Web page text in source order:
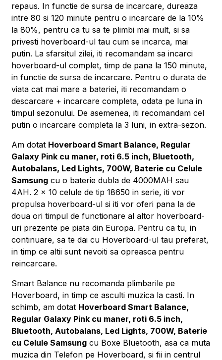
repaus. In functie de sursa de incarcare, dureaza
intre 80 si 120 minute pentru o incarcare de la 10%
la 80%, pentru ca tu sa te plimbi mai mult, si sa
privesti hoverboard-ul tau cum se incarca, mai
putin. La sfarsitul zilei, iti recomandam sa incarci
hoverboard-ul complet, timp de pana la 150 minute,
in functie de sursa de incarcare. Pentru o durata de
viata cat mai mare a bateriei, iti recomandam o
descarcare + incarcare completa, odata pe luna in
timpul sezonului. De asemenea, iti recomandam cel
putin o incarcare completa la 3 luni, in extra-sezon.
Am dotat Hoverboard Smart Balance, Regular
Galaxy Pink cu maner, roti 6.5 inch, Bluetooth,
Autobalans, Led Lights, 700W, Baterie cu Celule
Samsung cu o baterie dubla de 4000MAH sau
4AH. 2 x 10 celule de tip 18650 in serie, iti vor
propulsa hoverboard-ul si iti vor oferi pana la de
doua ori timpul de functionare al altor hoverboard-
uri prezente pe piata din Europa. Pentru ca tu, in
continuare, sa te dai cu Hoverboard-ul tau preferat,
in timp ce altii sunt nevoiti sa opreasca pentru
reincarcare.
Smart Balance nu recomanda plimbarile pe
Hoverboard, in timp ce asculti muzica la casti. In
schimb, am dotat Hoverboard Smart Balance,
Regular Galaxy Pink cu maner, roti 6.5 inch,
Bluetooth, Autobalans, Led Lights, 700W, Baterie
cu Celule Samsung cu Boxe Bluetooth, asa ca muta
muzica din Telefon pe Hoverboard, si fii in centrul